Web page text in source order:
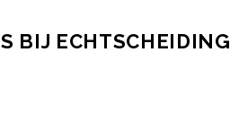
BIJ ECHTSCHEIDING